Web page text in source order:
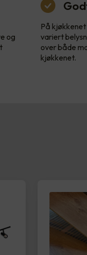
og
På
variert
over både
kjøkkenet.